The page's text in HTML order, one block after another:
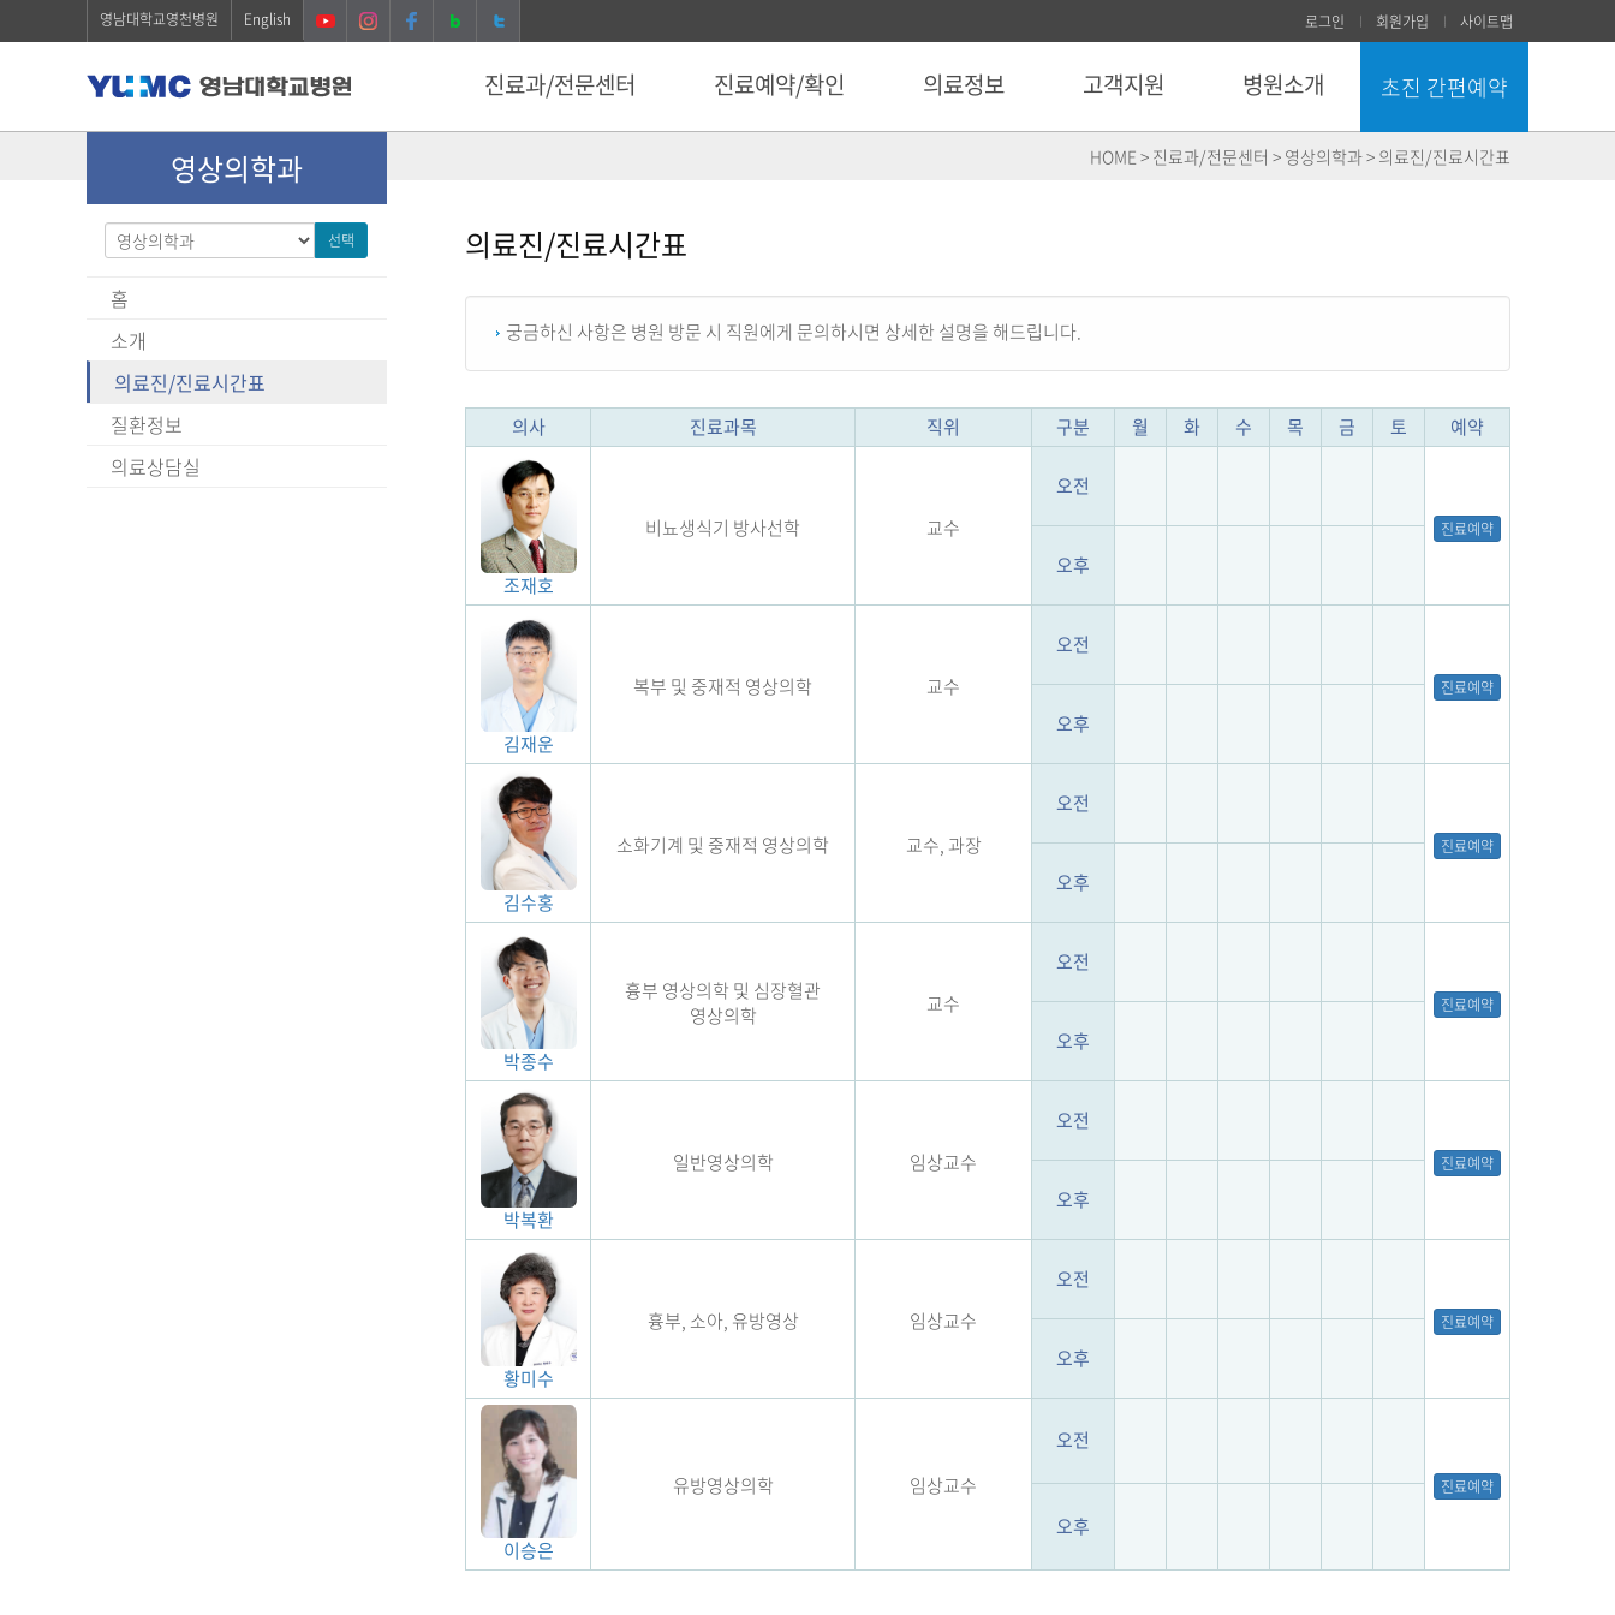
영남대학교영천병원 English 로그인 회원가입 사이트맵
진료과/전문센터 진료예약/확인 의료정보 고객지원 병원소개
닫기
초진 간편예약
영상의학과 HOME > 진료과/전문센터 > 영상의학과 > 의료진/진료시간표
선택
홈
소개
의료진/진료시간표
질환정보
의료상담실
의료진/진료시간표
궁금하신 사항은 병원 방문 시 직원에게 문의하시면 상세한 설명을 해드립니다.
의사 진료과목 직위 구분 월 화 수 목 금 토 예약
조재호
비뇨생식기 방사선학 교수
오전
진료예약
오후
김재운
복부 및 중재적 영상의학 교수
오전
진료예약
오후
김수홍
소화기계 및 중재적 영상의학 교수, 과장
오전
진료예약
오후
박종수
흉부 영상의학 및 심장혈관
영상의학
교수
오전
진료예약
오후
박복환
일반영상의학 임상교수
오전
진료예약
오후
황미수
흉부, 소아, 유방영상 임상교수
오전
진료예약
오후
이승은
유방영상의학 임상교수
오전
진료예약
오후